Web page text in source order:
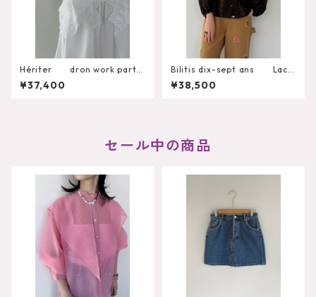
Hériter dron work parts
camisole H0-00-3092
¥37,400
Bilitis dix-sept ans Lace
+Tuck Blouse 2911-959
¥38,500
セール中の商品